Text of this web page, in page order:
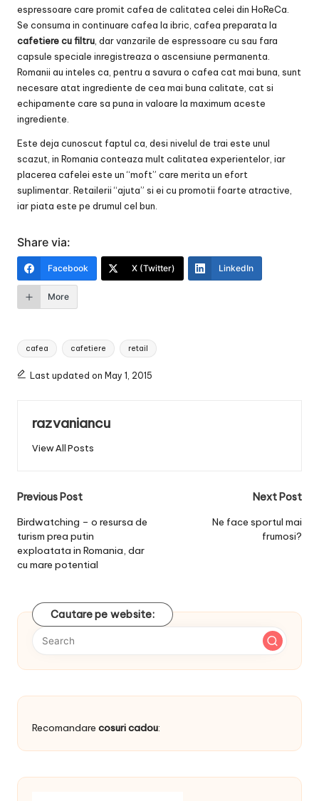
espressoare care promit cafea de calitatea celei din HoReCa.
Se consuma in continuare cafea la ibric, cafea preparata la
cafetiere cu filtru , dar vanzarile de espressoare cu sau fara
capsule speciale inregistreaza o ascensiune permanenta.
Romanii au inteles ca, pentru a savura o cafea cat mai buna, sunt
necesare atat ingrediente de cea mai buna calitate, cat si
echipamente care sa puna in valoare la maximum aceste
ingrediente.
Este deja cunoscut faptul ca, desi nivelul de trai este unul
scazut, in Romania conteaza mult calitatea experientelor, iar
placerea cafelei este un “moft” care merita un efort
suplimentar. Retailerii “ajuta” si ei cu promotii foarte atractive,
iar piata este pe drumul cel bun.
Share via:
Facebook X (Twitter) LinkedIn
More
Tags:
cafea cafetiere retail
Last updated on May 1, 2015
razvaniancu
View All Posts
Post
navigation
Previous Post
Birdwatching – o resursa de
turism prea putin
exploatata in Romania, dar
cu mare potential
Next Post
Ne face sportul mai
frumosi?
Cautare pe website:
Recomandare cosuri cadou: